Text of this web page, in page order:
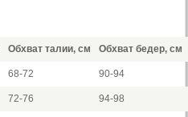
Обхват талии, см Обхват бедер, см
68-72 90-94
72-76 94-98